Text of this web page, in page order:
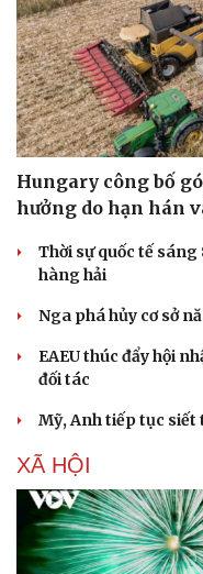
Thông tin doanh nghiệp
Doanh nghiệp 24h
Doanh nhân
Vì cộng đồng
Hungary công bố
hưởng do hạn hán
Thời sự quốc tế
hàng hải
Nga phá hủy cơ sở
EAEU thúc đẩy hội
đối tác
Mỹ, Anh tiếp tục
XÃ HỘI